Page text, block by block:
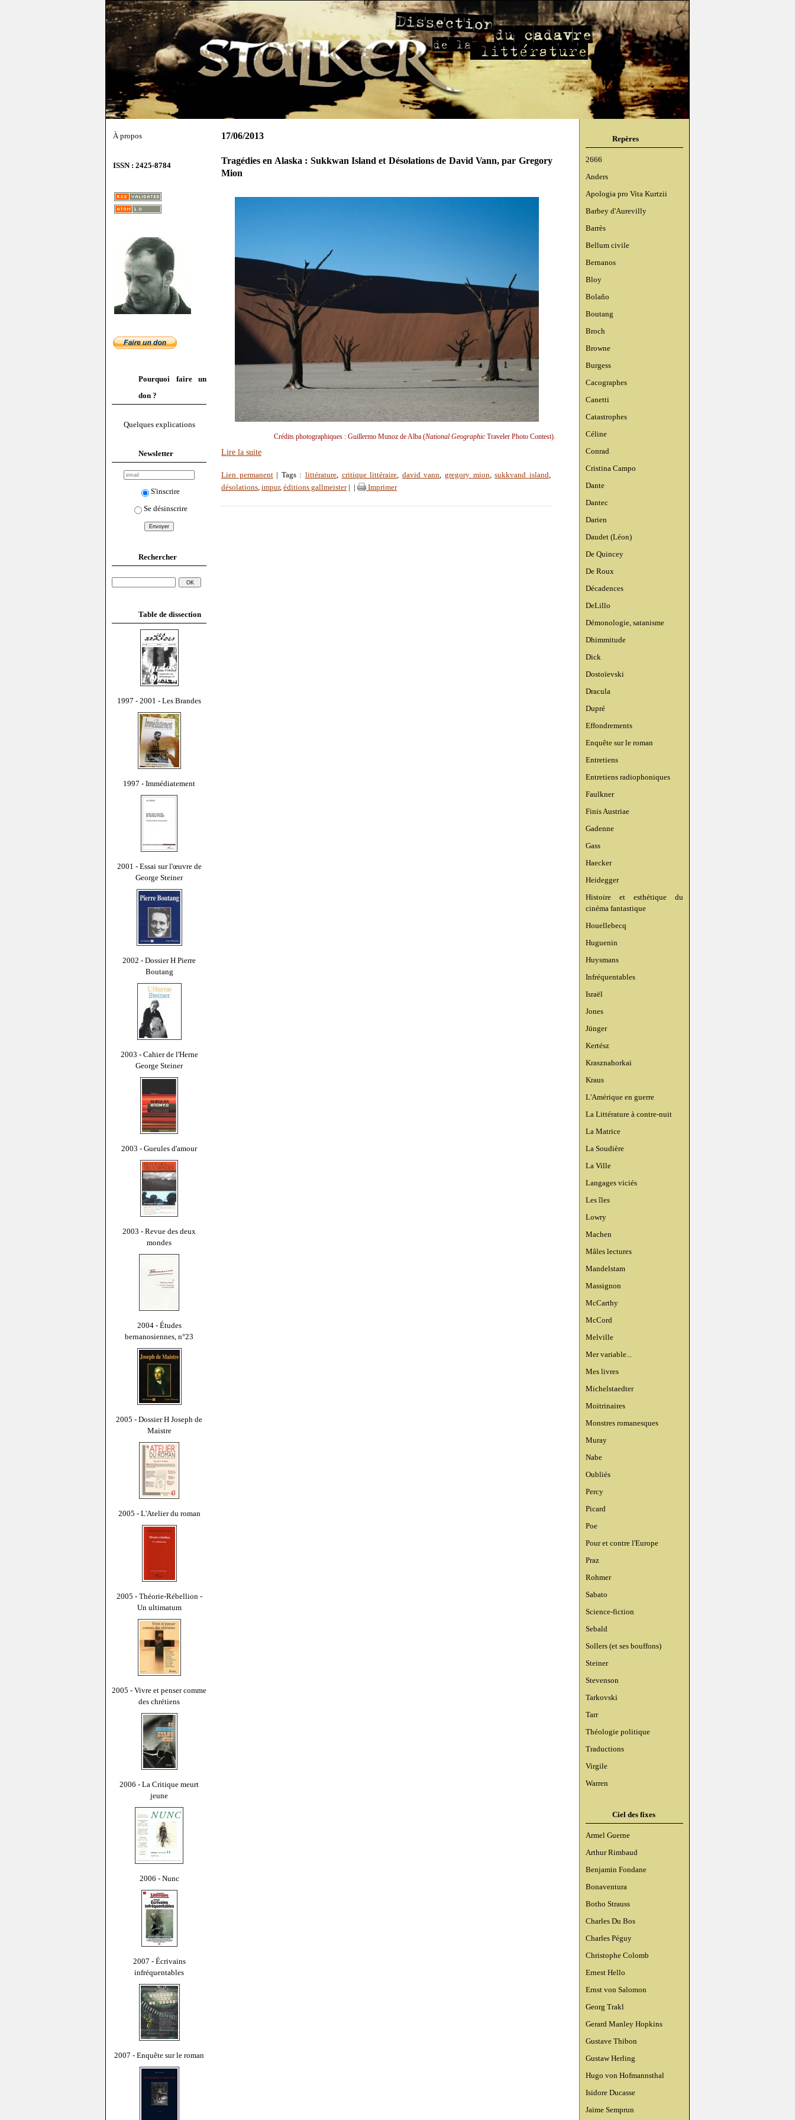
À propos
ISSN : 2425-8784
Pourquoi faire un
don ?
Quelques explications
Newsletter
S'inscrire
Se désinscrire
Rechercher
Table de dissection
1997 - 2001 - Les Brandes
1997 - Immédiatement
2001 - Essai sur l'œuvre de
George Steiner
2002 - Dossier H Pierre
Boutang
2003 - Cahier de l'Herne
George Steiner
2003 - Gueules d'amour
2003 - Revue des deux
mondes
2004 - Études
bernanosiennes, n°23
2005 - Dossier H Joseph de
Maistre
2005 - L'Atelier du roman
2005 - Théorie-Rébellion -
Un ultimatum
2005 - Vivre et penser comme
des chrétiens
2006 - La Critique meurt
jeune
2006 - Nunc
2007 - Écrivains
infréquentables
2007 - Enquête sur le roman
Repères
2666
Anders
Apologia pro Vita Kurtzii
Barbey d'Aurevilly
Barrès
Bellum civile
Bernanos
Bloy
Bolaño
Boutang
Broch
Browne
Burgess
Cacographes
Canetti
Catastrophes
Céline
Conrad
Cristina Campo
Dante
Dantec
Darien
Daudet (Léon)
De Quincey
De Roux
Décadences
DeLillo
Démonologie, satanisme
Dhimmitude
Dick
Dostoïevski
Dracula
Dupré
Effondrements
Enquête sur le roman
Entretiens
Entretiens radiophoniques
Faulkner
Finis Austriae
Gadenne
Gass
Haecker
Heidegger
Histoire et esthétique du
cinéma fantastique
Houellebecq
Huguenin
Huysmans
Infréquentables
Israël
Jones
Jünger
Kertész
Krasznahorkai
Kraus
L'Amérique en guerre
La Littérature à contre-nuit
La Matrice
La Soudière
La Ville
Langages viciés
Les îles
Lowry
Machen
Mâles lectures
Mandelstam
Massignon
McCarthy
McCord
Melville
Mer variable...
Mes livres
Michelstaedter
Moitrinaires
Monstres romanesques
Muray
Nabe
Oubliés
Percy
Picard
Poe
Pour et contre l'Europe
Praz
Rohmer
Sabato
Science-fiction
Sebald
Sollers (et ses bouffons)
Steiner
Stevenson
Tarkovski
Tarr
Théologie politique
Traductions
Virgile
Warren
Ciel des fixes
Armel Guerne
Arthur Rimbaud
Benjamin Fondane
Bonaventura
Botho Strauss
Charles Du Bos
Charles Péguy
Christophe Colomb
Ernest Hello
Ernst von Salomon
Georg Trakl
Gerard Manley Hopkins
Gustave Thibon
Gustaw Herling
Hugo von Hofmannsthal
Isidore Ducasse
Jaime Semprun
17/06/2013
Tragédies en Alaska : Sukkwan Island et Désolations de David Vann, par Gregory
Mion
Crédits photographiques : Guillermo Munoz de Alba (National GeographicTraveler Photo Contest).
Lire la suite
Lien permanent| Tags :littérature, critique littéraire, david vann,gregory mion,sukkvand island,
désolations, impur, éditions gallmeister| Imprimer